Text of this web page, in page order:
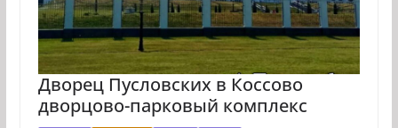
Дворец Пусловских в Коссово
дворцово-парковый комплекс